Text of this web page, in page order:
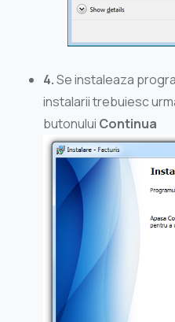
4.Se instaleaza
instalarii trebuiesc
butonului Continua